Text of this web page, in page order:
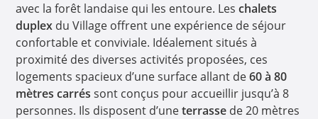
avec la forêt landaise qui les entoure. Leschalets
duplex du Village offrent une expérience de séjour
confortable et conviviale. Idéalement situés à
proximité des diverses activités proposées, ces
logements spacieux d’une surface allant de60 à 80
mètres carrés sont conçus pour accueillir jusqu’à 8
personnes. Ils disposent d’uneterrasse de 20 mètres